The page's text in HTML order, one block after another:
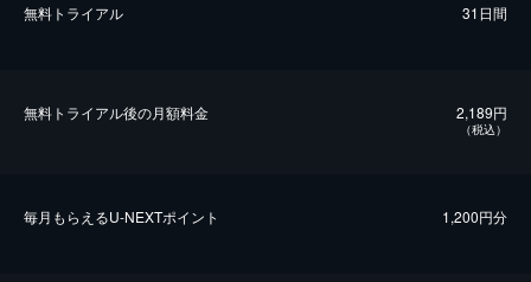
無料トライアル 31日間
無料トライアル後の⽉額料金 2,189円
（税込）
毎⽉もらえるU-NEXTポイント 1,200円分